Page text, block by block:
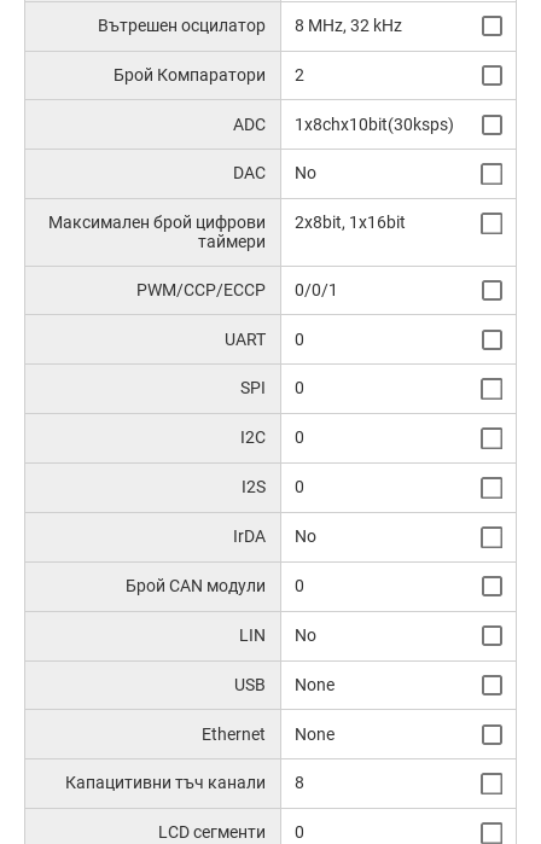
Вътрешен осцилатор 8 MHz, 32 kHz
Брой Компаратори 2
ADC 1x8chx10bit(30ksps)
DAC No
Максимален брой цифрови
таймери
2x8bit, 1x16bit
PWM/CCP/ECCP 0/0/1
UART 0
SPI 0
I2C 0
I2S 0
IrDA No
Брой CAN модули 0
LIN No
USB None
Ethernet None
Капацитивни тъч канали 8
LCD сегменти 0